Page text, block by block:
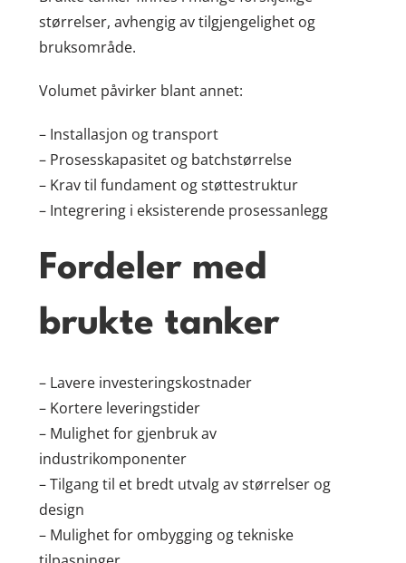
størrelser, avhengig av tilgjengelighet og
bruksområde.
Volumet påvirker blant annet:
– Installasjon og transport
– Prosesskapasitet og batchstørrelse
– Krav til fundament og støttestruktur
– Integrering i eksisterende prosessanlegg
Fordeler med
brukte tanker
– Lavere investeringskostnader
– Kortere leveringstider
– Mulighet for gjenbruk av
industrikomponenter
– Tilgang til et bredt utvalg av størrelser og
design
– Mulighet for ombygging og tekniske